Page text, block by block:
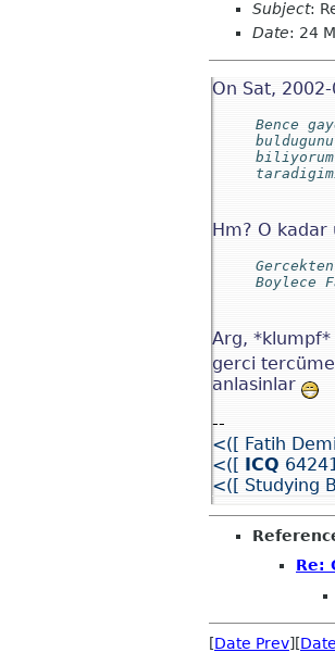
Subject:
Date: 24
On Sat,
Bence
Hm? O
Arg,
gerci
anlasinlar
--
<([ Fatih
<([ ICQ
<([ Studying
Re:
[Date Prev][